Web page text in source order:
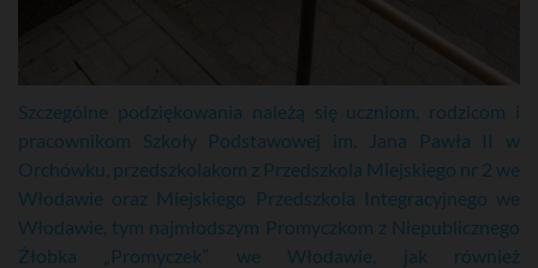
Szczególne podziękowania należą się uczniom, rodzicom i
pracownikom Szkoły Podstawowej im. Jana Pawła II w
Orchówku, przedszkolakom z Przedszkola Miejskiego nr 2 we
Włodawie oraz Miejskiego Przedszkola Integracyjnego we
Włodawie, tym najmłodszym Promyczkom z Niepublicznego
Żłobka „Promyczek” we Włodawie, jak również